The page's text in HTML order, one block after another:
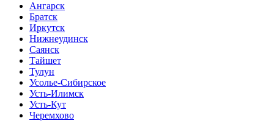
Ангарск
Братск
Иркутск
Нижнеудинск
Саянск
Тайшет
Тулун
Усолье-Сибирское
Усть-Илимск
Усть-Кут
Черемхово